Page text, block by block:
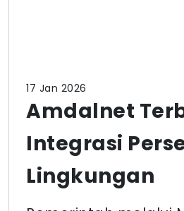
17 Jan 2026
Amdalnet
Integrasi
Lingkungan